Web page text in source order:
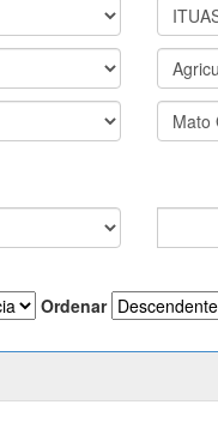
Ordenar